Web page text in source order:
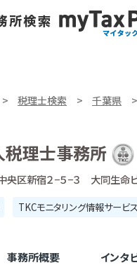
税理士検索 千葉県
税理士事務所
央区新宿２−５−３ 大同生命
TKCモニタリング情報サービ
事務所概要 インタ